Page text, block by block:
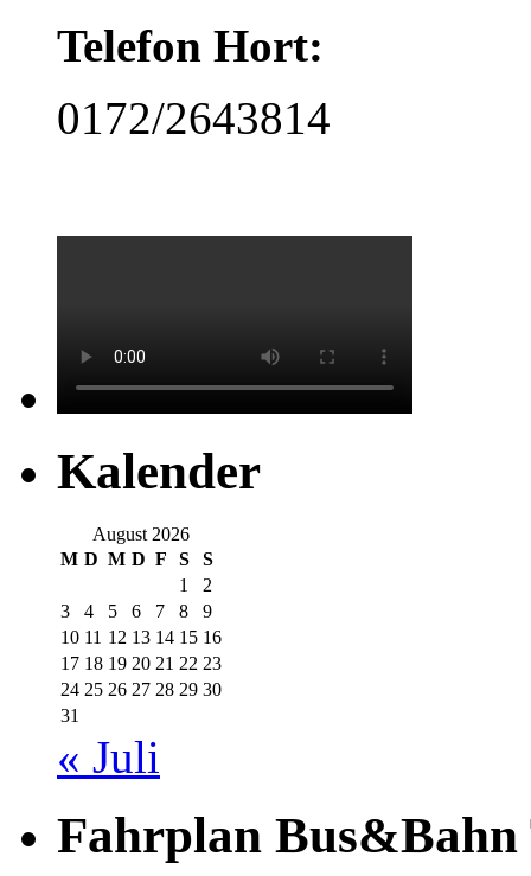
Telefon Hort:
0172/2643814
Kalender
August 2026
M D M D F S
S
1
2
3
4 5 6 7 8
9
10 11 12 13 14 15 16
17 18 19 20 21 22 23
24 25 26 27 28 29 30
31
« Juli
Fahrplan